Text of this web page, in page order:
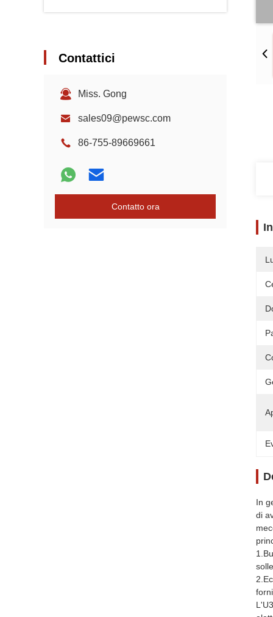
Contattici
Miss. Gong
sales09@pewsc.com
86-755-89669661
Contatto ora
In
di